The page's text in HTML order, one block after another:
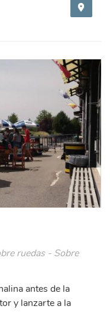
ruedas - Sobre
antes de la
y lanzarte a la